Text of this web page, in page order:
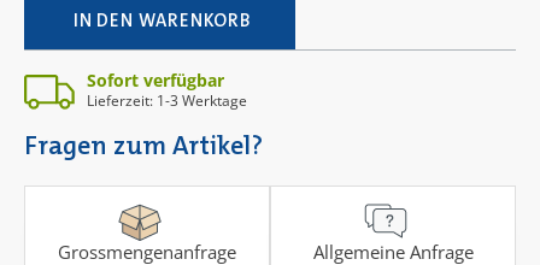
IN DEN WARENKORB
Sofort verfügbar
Lieferzeit: 1-3 Werktage
Fragen zum Artikel?
Grossmengenanfrage Allgemeine Anfrage